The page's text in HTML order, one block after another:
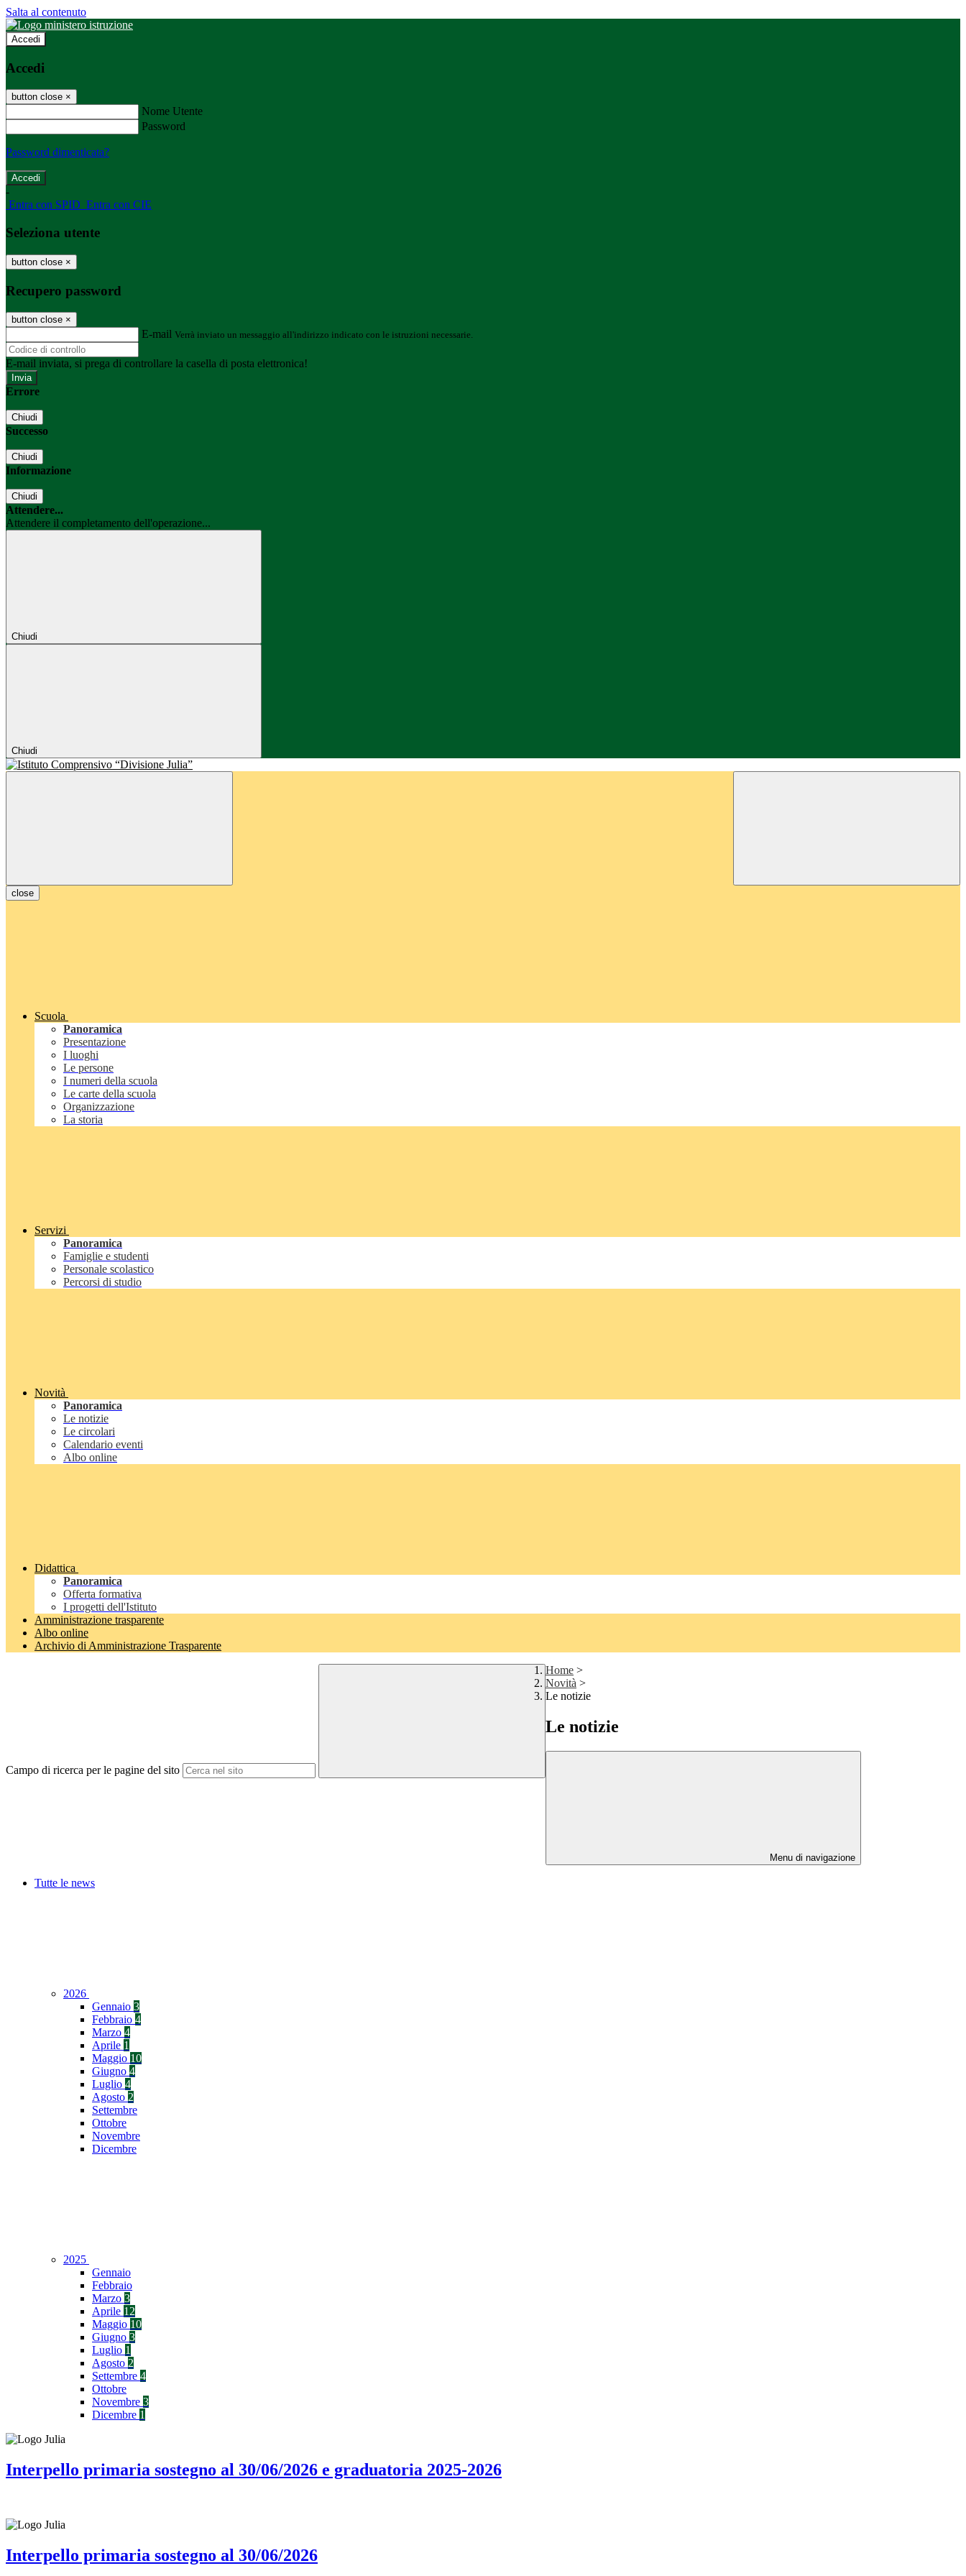
Salta al contenuto
Accedi
Accedi
button close ×
Nome Utente
Password
Password dimenticata?
-
Entra con SPID Entra con CIE
Seleziona utente
button close ×
Recupero password
button close ×
E-mail Verrà inviato un messaggio all'indirizzo indicato con le istruzioni necessarie.
E-mail inviata, si prega di controllare la casella di posta elettronica!
Errore
Chiudi
Successo
Chiudi
Informazione
Chiudi
Attendere...
Attendere il completamento dell'operazione...
Chiudi
Chiudi
close
Scuola
Panoramica
Presentazione
I luoghi
Le persone
I numeri della scuola
Le carte della scuola
Organizzazione
La storia
Servizi
Panoramica
Famiglie e studenti
Personale scolastico
Percorsi di studio
Novità
Panoramica
Le notizie
Le circolari
Calendario eventi
Albo online
Didattica
Panoramica
Offerta formativa
I progetti dell'Istituto
Amministrazione trasparente
Albo online
Archivio di Amministrazione Trasparente
Campo di ricerca per le pagine del sito
Home >
Novità >
Le notizie
Le notizie
Menu di navigazione
Tutte le news
2026
Gennaio 3
Febbraio 4
Marzo 4
Aprile 1
Maggio 10
Giugno 4
Luglio 4
Agosto 2
Settembre
Ottobre
Novembre
Dicembre
2025
Gennaio
Febbraio
Marzo 3
Aprile 12
Maggio 10
Giugno 3
Luglio 1
Agosto 2
Settembre 4
Ottobre
Novembre 3
Dicembre 1
Interpello primaria sostegno al 30/06/2026 e graduatoria 2025-2026
Interpello primaria sostegno al 30/06/2026